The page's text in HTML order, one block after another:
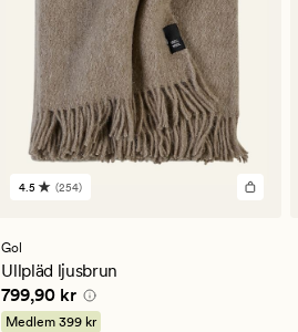
254
ett
genomsnittligt
betyg
på
4.5
4.5 (254)
Gol
Ullpläd ljusbrun
Pris 799,90 kr
799,90 kr
Medlem399 kr